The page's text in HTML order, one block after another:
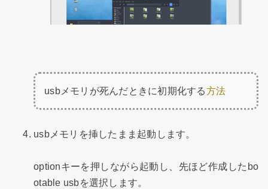
usbメモリが死んだときに初期化する方法
usbメモリを挿したまま起動します。
optionキーを押しながら起動し、先ほど作成したbo
otable usbを選択 します。